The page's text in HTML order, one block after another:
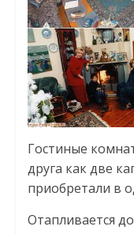
Гостиные
друга как две
приобретали в
Отапливается